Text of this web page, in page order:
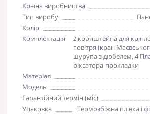
Країна виробництва
Тип виробу
Колір
Комплектація
2 кронштейна для
повітря (кран
шурупа з дюбелем, 4
фіксатора-прокладки
Матеріал
Модель
Гарантійний термін (міс)
Упаковка
Термозбіжна плівка і